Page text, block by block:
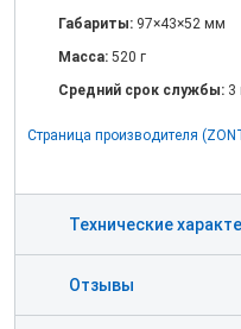
Габариты: 97×43×52 мм
Масса: 520 г
Средний срок службы: 3
Страница производителя
Технические
Отзывы